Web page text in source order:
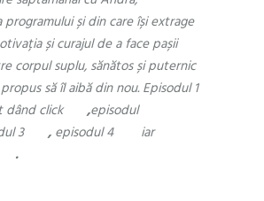
programului și din care își extrage
și curajul de a face pașii
corpul suplu, sănătos și puternic
să îl aibă din nou. Episodul 1
click aici,episodul
3 aici, episodul 4
iar
.